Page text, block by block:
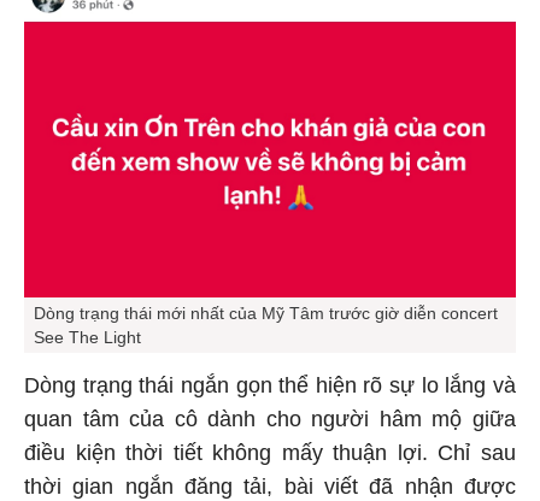
Dòng trạng thái mới nhất của Mỹ Tâm trước giờ diễn concert
See The Light
Dòng trạng thái ngắn gọn thể hiện rõ sự lo lắng và
quan tâm của cô dành cho người hâm mộ giữa
điều kiện thời tiết không mấy thuận lợi. Chỉ sau
thời gian ngắn đăng tải, bài viết đã nhận được